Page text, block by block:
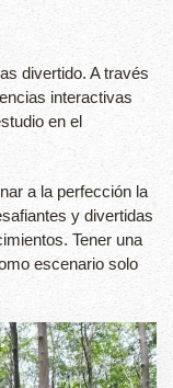
divertido. A través
interactivas
en el
a la perfección la
y divertidas
Tener una
escenario solo